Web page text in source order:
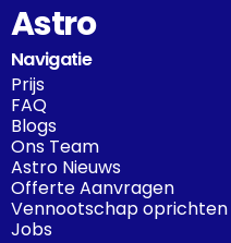
Astro
Navigatie
Prijs
FAQ
Blogs
Ons Team
Astro Nieuws
Offerte Aanvragen
Vennootschap oprichten
Jobs